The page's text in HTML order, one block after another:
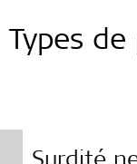
Types